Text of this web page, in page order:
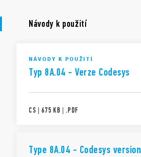
Návody k použití
NÁVODY K POUŽITÍ
Typ 8A.04 - Verze Codesys
CS | 675 KB | .PDF
Type 8A.04 - Codesys version